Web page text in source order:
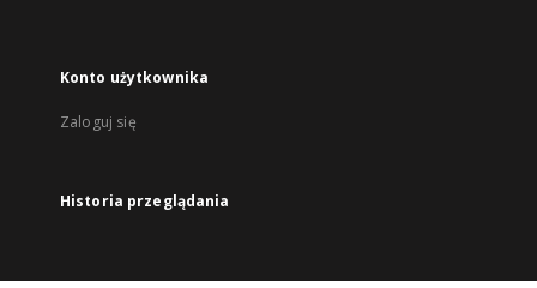
Konto użytkownika
Zaloguj się
Historia przeglądania